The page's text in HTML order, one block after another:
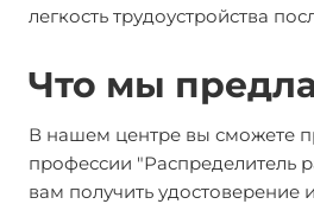
легкость трудоустройства
Что мы
В нашем центре вы сможете
профессии "Распределитель
вам получить удостоверение